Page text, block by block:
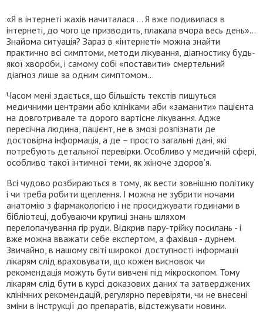
«Я в інтернеті жахів начиталася ... Я вже подивилася в
інтернеті, до чого це призводить, плакала вчора весь день»…
Знайома ситуація? Зараз в «інтернеті» можна знайти
практично всі симптоми, методи лікування, діагностику будь-
якої хвороби, і самому собі «поставити» смертельний
діагноз лише за одним симптомом…
Часом мені здається, що більшість текстів пишуться
медичними центрами або клініками аби «заманити» пацієнта
на довготривале та дорого вартісне лікування. Адже
пересічна людина, пацієнт, не в змозі розпізнати де
достовірна інформація, а де – просто загальні дані, які
потребують детальної перевірки. Особливо у медичній сфері,
особливо такої інтимної теми, як жіноче здоров’я.
Всі чудово розбираються в тому, як вести зовнішню політику
і чи треба робити щеплення. І можна не зубрити ночами
анатомію з фармакологією і не просиджувати годинами в
бібліотеці, добуваючи крупиці знань шляхом
перелопачування гір руди. Відкрив пару-трійку посилань - і
вже можна вважати себе експертом, а фахівця - дурнем.
Звичайно, в нашому світі широкої доступності інформації
лікарям слід враховувати, що кожен висновок чи
рекомендація можуть бути вивчені під мікроскопом. Тому
лікарям слід бути в курсі доказових даних та затверджених
клінічних рекомендацій, регулярно перевіряти, чи не внесені
зміни в інструкції до препаратів, відстежувати новини.